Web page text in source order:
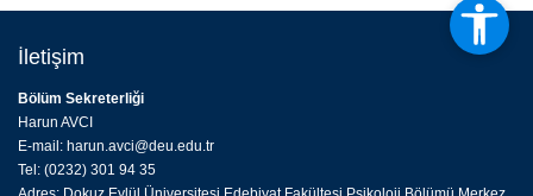
İletişim
Bölüm Sekreterliği
Harun AVCI
E-mail: harun.avci@deu.edu.tr
Tel: (0232) 301 94 35